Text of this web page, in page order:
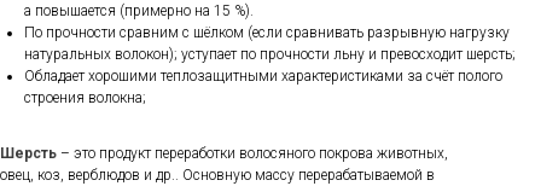
а повышается (примерно на 15 %).
По прочности сравним с шёлком (если сравнивать разрывную нагрузку
натуральных волокон); уступает по прочности льну и превосходит шерсть;
Обладает хорошими теплозащитными характеристиками за счёт полого
строения волокна;
Шерсть – это продукт переработки волосяного покрова животных,
овец, коз, верблюдов и др.. Основную массу перерабатываемой в